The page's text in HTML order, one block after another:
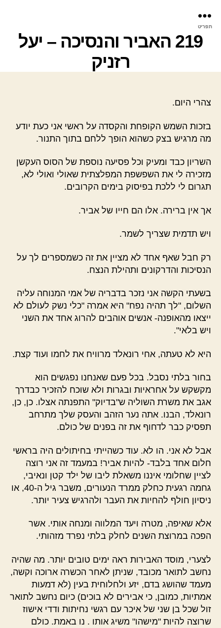
תפריט
219 האביר והנסיכה – יעל
רזניק
צהרי היום.
בזכות השמש הקופחת והקסדה על ראשי אני כעת יודע
מה מרגיש בצק כשהוא הופך ללחם בתוך התנור.
השריון כבד ומעיק וכל פסיעה נוספת של הסוס העקשן
מזכירה לי את השפשפת המפלצתית שאולי ואולי לא,
תגרום לי ללכת בפיסוק בימים הקרובים.
אך אין ברירה. אלו הם חייו של אביר.
ויש תדמית שצריך לשמר.
רק חבל שאף אחד לא מציין את זה כשמספרים לך על
הנסיכות והדרקונים ותהילת הנצח.
בשעתי הקשה אני נזכר בדבריה של אמי המנוחה עליה
השלום, "לך תהיה נפח" היא אמרה "כלי נשק לעולם לא
ייצאו מהאופנה- אנשים אוהבים להרוג אחד את השני
ויש בלאי".
היא לא טעתה, אחי רונאלד מרוויח את לחמו ועוד קצת.
בחור בלתי נסבל. בכל פעם שאנחנו נפגשים הוא
מקשקש על אחראיות ובגרות ולא שוכח להזכיר כבדרך
אגב את משרת השוליה ש"בדיוק" התפנתה אצלו. כן, כן,
רונאלד, הבנו. אתה נער הזהב והעסק שלך מתרחב
תפסיק כבר לדחוף את זה בפנים של כולם.
אבל לא אני. הו לא. עוד כשהייתי בחיתולים היה בראשי
חלום אחד בלבד- להיות אביר! במעמד זה אני רוצה
לציין שחלומי איננו משאלת ליבו של ילד קטן ונאיבי,
גחמה רגעית כחלק ממרד הנעורים, משבר גיל ה-40, או
ניסיון חולף להחיות את העבר ולהרגיש צעיר יותר.
אלא שאיפה, מטרה ויעד המלווה ומנחה אותי. אשר
הפכה במרוצת השנים לחלק בלתי נפרד מזהותי.
לצערי, מוסד האבירות ראה ימים טובים יותר. מה שהיה
נחשב לתואר מכובד, שניתן לאחר הכשרה ארוכה וקשה,
מעמד שהושג בדם, יזע ולחלוחית בעין (לא דמעות
אמתיות, כמובן, כי אבירים לא בוכים) כיום נחשב לתואר
זול שכל בן שני של איכר עם רגשי נחיתות ודדי אישוז
שרוצה להיות "מישהו" משיג אותו . נו באמת. כולם